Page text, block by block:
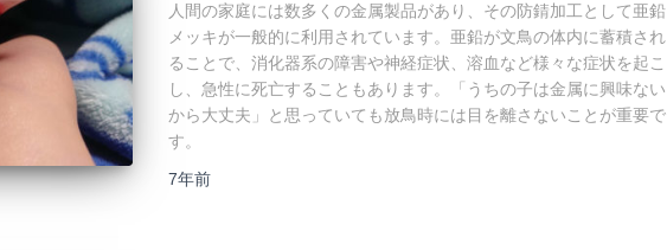
人間の家庭には数多くの金属製品があり、その防錆加工として亜鉛
メッキが一般的に利用されています。亜鉛が文鳥の体内に蓄積され
ることで、消化器系の障害や神経症状、溶血など様々な症状を起こ
し、急性に死亡することもあります。「うちの子は金属に興味ない
から大丈夫」と思っていても放鳥時には目を離さないことが重要で
す。
7年前